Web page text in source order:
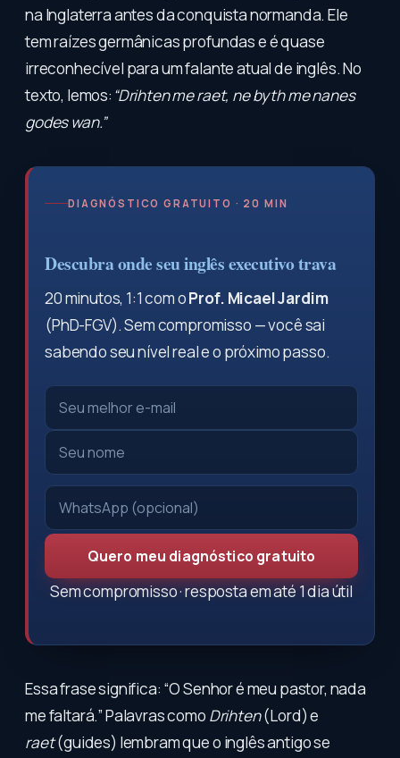
na Inglaterra antes da conquista normanda. Ele
tem raízes germânicas profundas e é quase
irreconhecível para um falante atual de inglês. No
texto, lemos: “Drihten me raet, ne byth me nanes
godes wan.”
DIAGNÓSTICO GRATUITO · 20 MIN
Descubra onde seu inglês executivo trava
20 minutos, 1:1 com oProf. Micael Jardim
(PhD-FGV). Sem compromisso — você sai
sabendo seu nível real e o próximo passo.
Quero meu diagnóstico gratuito
Sem compromisso · resposta em até 1 dia útil
Essa frase significa: “O Senhor é meu pastor, nada
me faltará.” Palavras como Drihten(Lord) e
raet(guides) lembram que o inglês antigo se